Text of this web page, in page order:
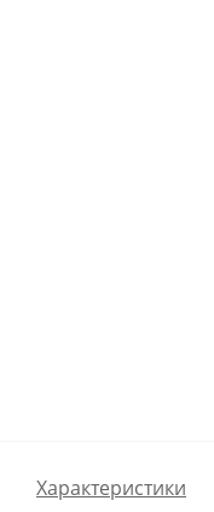
Характеристики